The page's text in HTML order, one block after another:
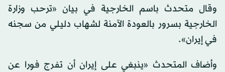
وقال متحدث باسم الخارجية في بيان «ترحب وزارة
الخارجية بسرور بالعودة الآمنة لشهاب دليلي من سجنه
في إيران».
وأضاف المتحدث «ينبغي على إيران أن تفرج فورا عن